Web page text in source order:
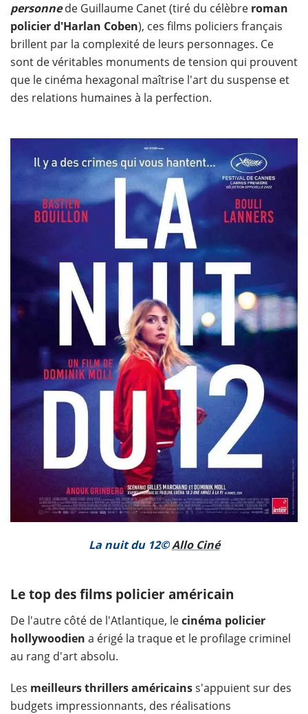
personnede Guillaume Canet (tiré du célèbre roman
policier d'Harlan Coben), ces films policiers français
brillent par la complexité de leurs personnages. Ce
sont de véritables monuments de tension qui prouvent
que le cinéma hexagonal maîtrise l'art du suspense et
des relations humaines à la perfection.
La nuit du 12©Allo Ciné
Le top des films policier américain
De l'autre côté de l'Atlantique, lecinéma policier
hollywoodien a érigé la traque et le profilage criminel
au rang d'art absolu.
Les meilleurs thrillers américainss'appuient sur des
budgets impressionnants, des réalisations